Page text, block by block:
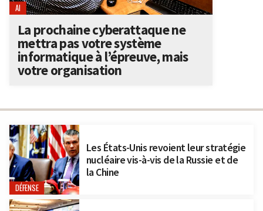
DÉFENSE
Les États-Unis revoient leur stratégie
nucléaire vis-à-vis de la Russie et de
la Chine
AI
La prochaine cyberattaque ne
mettra pas votre système
informatique à l’épreuve, mais
votre organisation